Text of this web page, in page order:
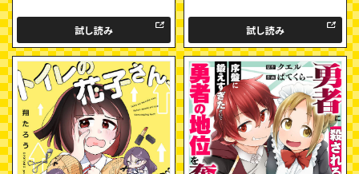
試し読み 試し読み